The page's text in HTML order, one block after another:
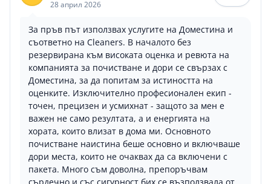
28 април 2026
За пръв път използвах услугите на Доместина и
съответно на Cleaners. В началото без
резервирана към високата оценка и ревюта на
компанията за почистване и дори се свързах с
Доместина, за да попитам за истиността на
оценките. Изключително професионален екип -
точен, прецизен и усмихнат - защото за мен е
важен не само резултата, а и енергията на
хората, които влизат в дома ми. Основното
почистване наистина беше основно и включваше
дори места, които не очаквах да са включени с
пакета. Много съм доволна, препоръчвам